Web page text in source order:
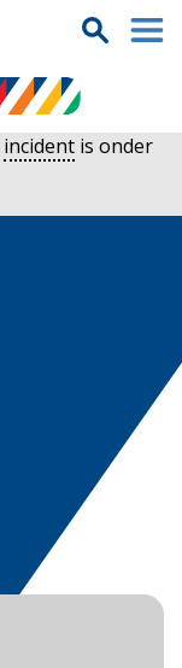
incident is onder